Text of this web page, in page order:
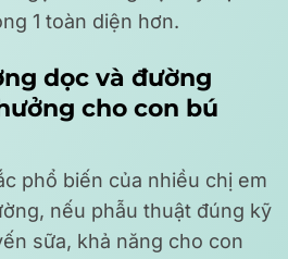
1 toàn diện hơn.
dọc và đường
cho con bú
phổ biến của nhiều chị em
nếu phẫu thuật đúng kỹ
sữa, khả năng cho con